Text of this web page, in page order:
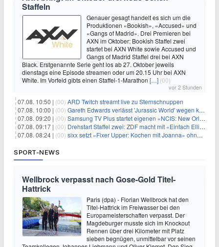
Staffeln
Genauer gesagt handelt es sich um die
Produktionen «Bookish», «Accused» und
«Gangs of Madrid». Drei Premieren bei
AXN im Oktober: Bookish Staffel zwei
startet bei AXN White sowie Accused und
Gangs of Madrid Staffel drei bei AXN
Black. Erstgenannte Serie geht los ab 27. Oktober jeweils
dienstags eine Episode streamen oder um 20.15 Uhr bei AXN
White. Im Vorfeld gibts einen Staffel-1-Marathon […] (00)
vor 2 Stunden
07.08. 10:50 | (00) ARD Twitch streamt live zu Sternschnuppen
07.08. 10:00 | (00) Gareth Edwards verlässt 'Jurassic World' wegen kreativer Differenzen
07.08. 09:20 | (00) Samsung TV Plus startet eigenen «NCIS: New Orleans»-Sender
07.08. 09:17 | (00) Drehstart Staffel zwei: ZDF macht mit «Einfach Elli» weiter
07.08. 08:24 | (00) sixx setzt «Fixer Upper: Kochen mit Joanna» ohne Pause fort
SPORT-NEWS
Wellbrock verpasst nach Gose-Gold Titel-
Hattrick
Paris (dpa) - Florian Wellbrock hat den
Titel-Hattrick im Freiwasser bei den
Europameisterschaften verpasst. Der
Magdeburger musste sich im Knockout
Rennen über drei Kilometer mit Platz
sieben begnügen, unmittelbar vor seinen